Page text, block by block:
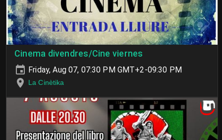
Cinema divendres/Cine viernes
Friday, Aug 07, 07:30 PM GMT+2-09:30 PM
La Cinètika